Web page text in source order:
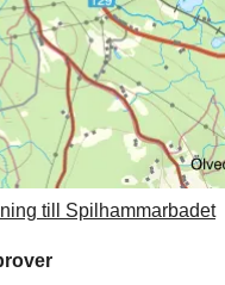
till Spilhammarbadet